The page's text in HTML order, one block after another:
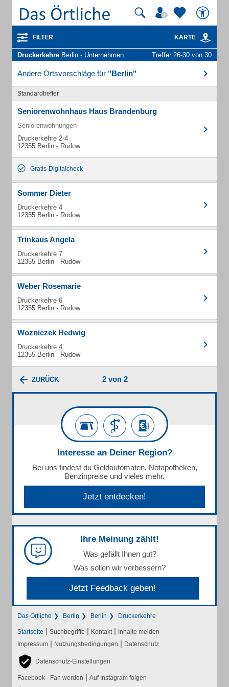
FILTER KARTE
Druckerkehre Berlin - Unternehmen und Personen Treffer 26-30 von 30
Andere Ortsvorschläge für "Berlin"
Standardtreffer
Seniorenwohnhaus Haus Brandenburg
Seniorenwohnungen
Druckerkehre 2-4
12355 Berlin - Rudow
Gratis-Digitalcheck
Sommer Dieter
Druckerkehre 4
12355 Berlin - Rudow
Trinkaus Angela
Druckerkehre 7
12355 Berlin - Rudow
Weber Rosemarie
Druckerkehre 6
12355 Berlin - Rudow
Wozniczek Hedwig
Druckerkehre 4
12355 Berlin - Rudow
ZURÜCK 2 von 2
Interesse an Deiner Region?
Bei uns findest du Geldautomaten, Notapotheken,
Benzinpreise und vieles mehr.
Jetzt entdecken!
Ihre Meinung zählt!
Was gefällt Ihnen gut?
Was sollen wir verbessern?
Jetzt Feedback geben!
Das Örtliche Berlin Berlin Druckerkehre
Startseite | Suchbegriffe | Kontakt | Inhalte melden
Impressum | Nutzungsbedingungen | Datenschutz
Datenschutz-Einstellungen
Facebook - Fan werden | Auf Instagram folgen